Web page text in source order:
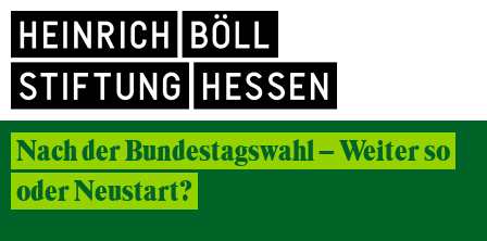
Nach der Bundestagswahl – Weiter so
oder Neustart?